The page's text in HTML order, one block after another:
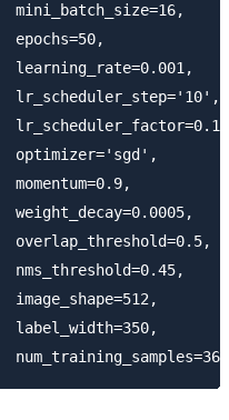
mini_batch_size=16,
epochs=50,
learning_rate=0.001,
lr_scheduler_step='10',
lr_scheduler_factor=0.1,
optimizer='sgd',
momentum=0.9,
weight_decay=0.0005,
overlap_threshold=0.5,
nms_threshold=0.45,
image_shape=512,
label_width=350,